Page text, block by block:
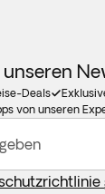
Deals
von unseren